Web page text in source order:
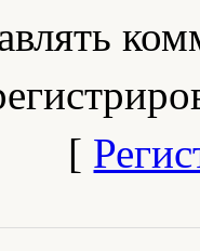
[